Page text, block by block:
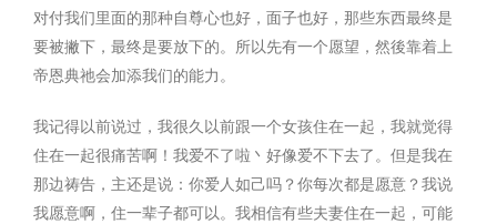
对付我们里面的那种自尊心也好，面子也好，那些东西最终是
要被撇下，最终是要放下的。所以先有一个愿望，然後靠着上
帝恩典祂会加添我们的能力。
我记得以前说过，我很久以前跟一个女孩住在一起，我就觉得
住在一起很痛苦啊！我爱不了啦丶好像爱不下去了。但是我在
那边祷告，主还是说：你爱人如己吗？你每次都是愿意？我说
我愿意啊，住一辈子都可以。我相信有些夫妻住在一起，可能